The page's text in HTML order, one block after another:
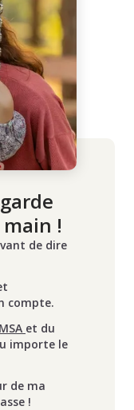
!
de dire
compte.
et du
importe le
de ma
!